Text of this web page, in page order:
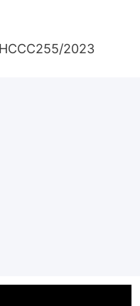
2023